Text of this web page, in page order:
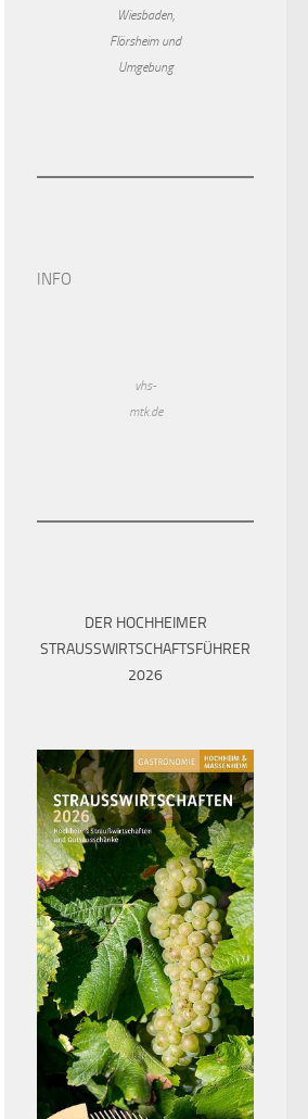
Wiesbaden,
Flörsheim und
Umgebung
INFO
vhs-
mtk.de
DER HOCHHEIMER
STRAUSSWIRTSCHAFTSFÜHRER 2
026